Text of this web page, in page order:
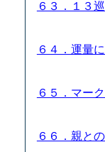
６３．１３
６４．運量
６５．マー
６６．親と